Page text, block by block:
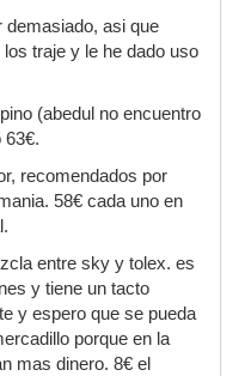
demasiado, asi que
traje y le he dado uso
(abedul no encuentro
63€.
recomendados por
58€ cada uno en
entre sky y tolex. es
y tiene un tacto
y espero que se pueda
porque en la
mas dinero. 8€ el